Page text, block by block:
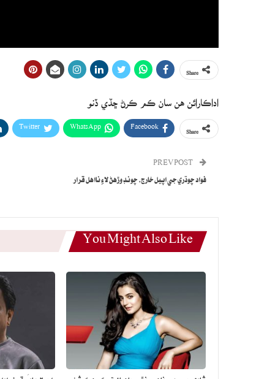
اداڪارائن هن سان ڪم ڪرڻ ڇڏي ڏنو
Facebook
WhatsApp
Twitter
فواد چوڌري جي اپيل خارج، چونڊ وڙهڻ لاءِ نااهل قرار
You Might Also Like